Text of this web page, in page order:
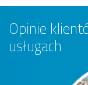
Opinie
usługach